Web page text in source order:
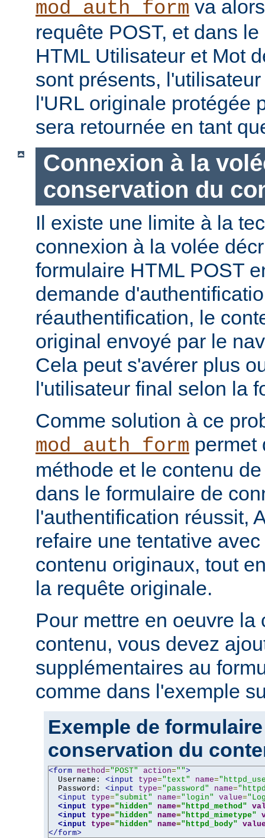
mod_auth_form va
requête POST, et dans
HTML Utilisateur et Mot
sont présents,
l'URL originale protégée
sera retournée en tant
Connexion à la
conservation du
Il existe une limite à la
connexion à la volée
formulaire HTML POST
demande
réauthentification, le
original envoyé par le
Cela peut s'avérer plus
l'utilisateur final selon la
Comme solution à ce
mod_auth_form permet
méthode et le contenu
dans le formulaire de
l'authentification réussit,
refaire une tentative
contenu originaux, tout
la requête originale.
Pour mettre en oeuvre la
contenu, vous devez
supplémentaires au
comme dans l'exemple
Exemple de
conservation du
<form method="POST" action="">
  Username:
<input type="text" name=
  Password:
<input type="password" name=
<input
type="submit" name="login" value=
<input
type="hidden" name="httpd_method"
<input
type="hidden" name="httpd_mimetype"
<input
type="hidden" name="httpd_body"
</form>